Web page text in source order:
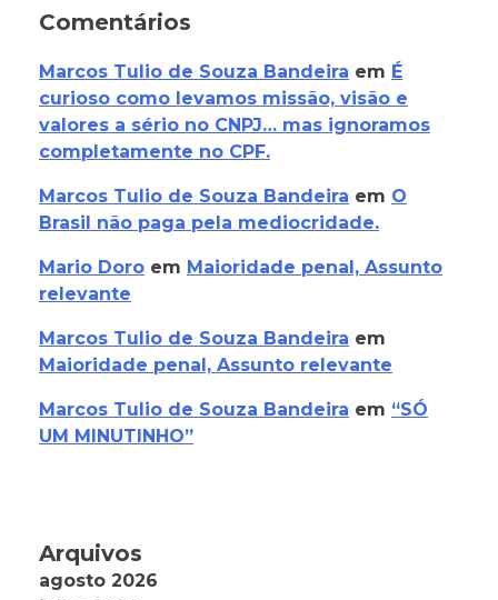
Comentários
Marcos Tulio de Souza Bandeira em É
curioso como levamos missão, visão e
valores a sério no CNPJ… mas ignoramos
completamente no CPF.
Marcos Tulio de Souza Bandeira em O
Brasil não paga pela mediocridade.
Mario Doro em Maioridade penal, Assunto
relevante
Marcos Tulio de Souza Bandeira em
Maioridade penal, Assunto relevante
Marcos Tulio de Souza Bandeira em “SÓ
UM MINUTINHO”
Arquivos
agosto 2026